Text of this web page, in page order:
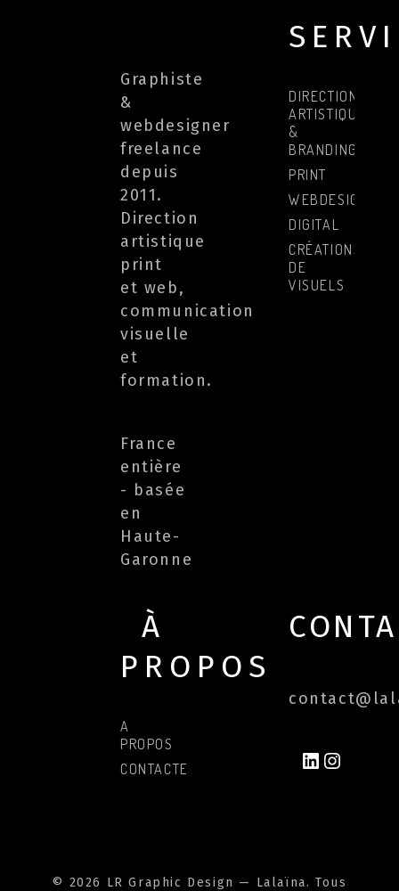
Graphiste
&
webdesigner
freelance
depuis
2011.
Direction
artistique
print
et web,
communication
visuelle
et
formation.
France
entière
- basée
en
Haute-
Garonne
DIRECTION
ARTISTIQUE
&
BRANDING
PRINT
WEBDESIGN
DIGITAL
CRÉATIONS
DE
VISUELS
À
PROPOS
A
PROPOS
CONTACTER
LINKEDIN
© 2026 LR Graphic Design — Lalaïna. Tous